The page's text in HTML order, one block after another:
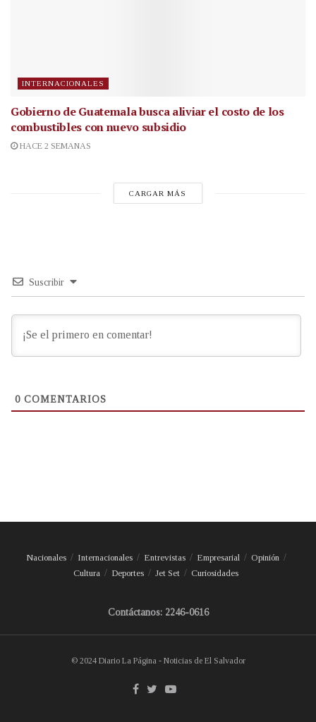
INTERNACIONALES
Gobierno de Guatemala busca aliviar el costo de los
combustibles con nuevo subsidio
HACE 2 SEMANAS
CARGAR MÁS
Suscribir
0 COMENTARIOS
Nacionales Internacionales Entrevistas Empresarial
Opinión
Cultura
Deportes Jet Set Curiosidades
Contáctanos: 2246-0616
© 2024 Diario La Página - Noticias de El Salvador